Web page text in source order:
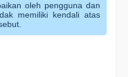
oleh pengguna dan
memiliki kendali atas